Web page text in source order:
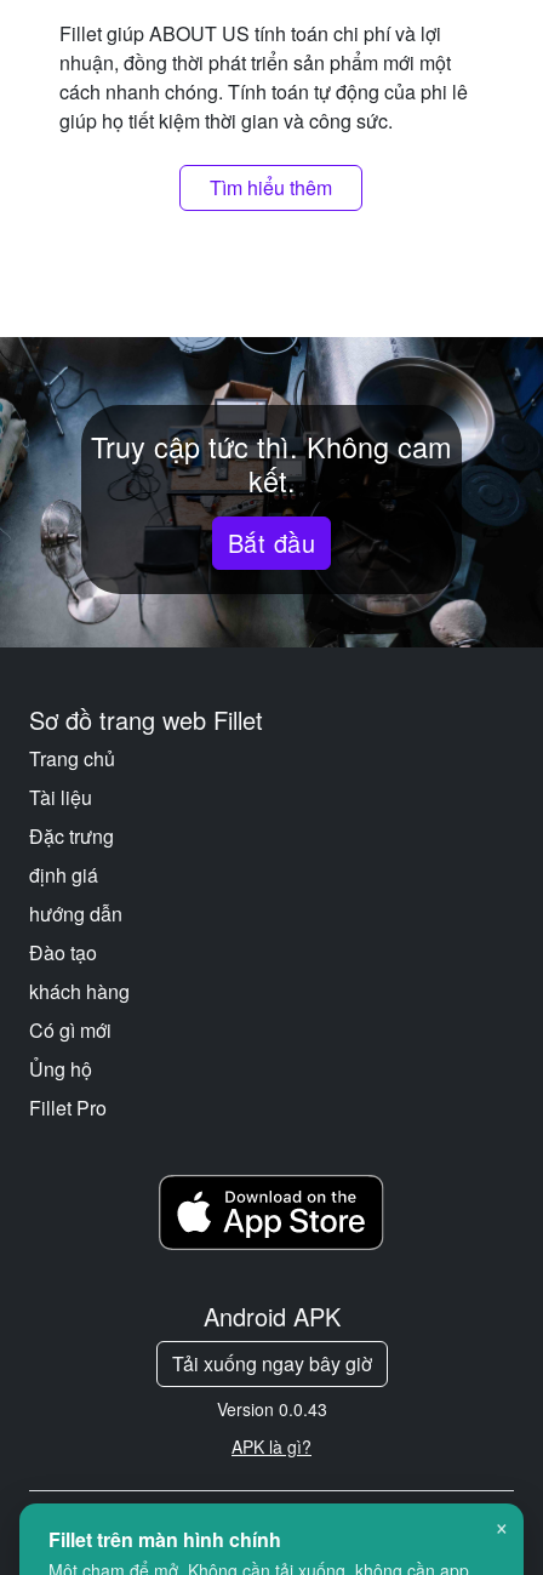
Fillet giúp ABOUT US tính toán chi phí và lợi
nhuận, đồng thời phát triển sản phẩm mới một
cách nhanh chóng. Tính toán tự động của phi lê
giúp họ tiết kiệm thời gian và công sức.
Tìm hiểu thêm
Truy cập tức thì. Không cam
kết.
Bắt đầu
Sơ đồ trang web Fillet
Trang chủ
Tài liệu
Đặc trưng
định giá
hướng dẫn
Đào tạo
khách hàng
Có gì mới
Ủng hộ
Fillet Pro
Android APK
Tải xuống ngay bây giờ
Version 0.0.43
APK là gì?
Copyright © 2026 Cityredbird
Location Services Ltd. All rights
×
Fillet trên màn hình chính